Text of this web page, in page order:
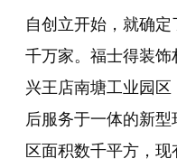
自创立开始，就确
千万家。福士得装
兴王店南塘工业园
后服务于一体的新
区面积数千平方，